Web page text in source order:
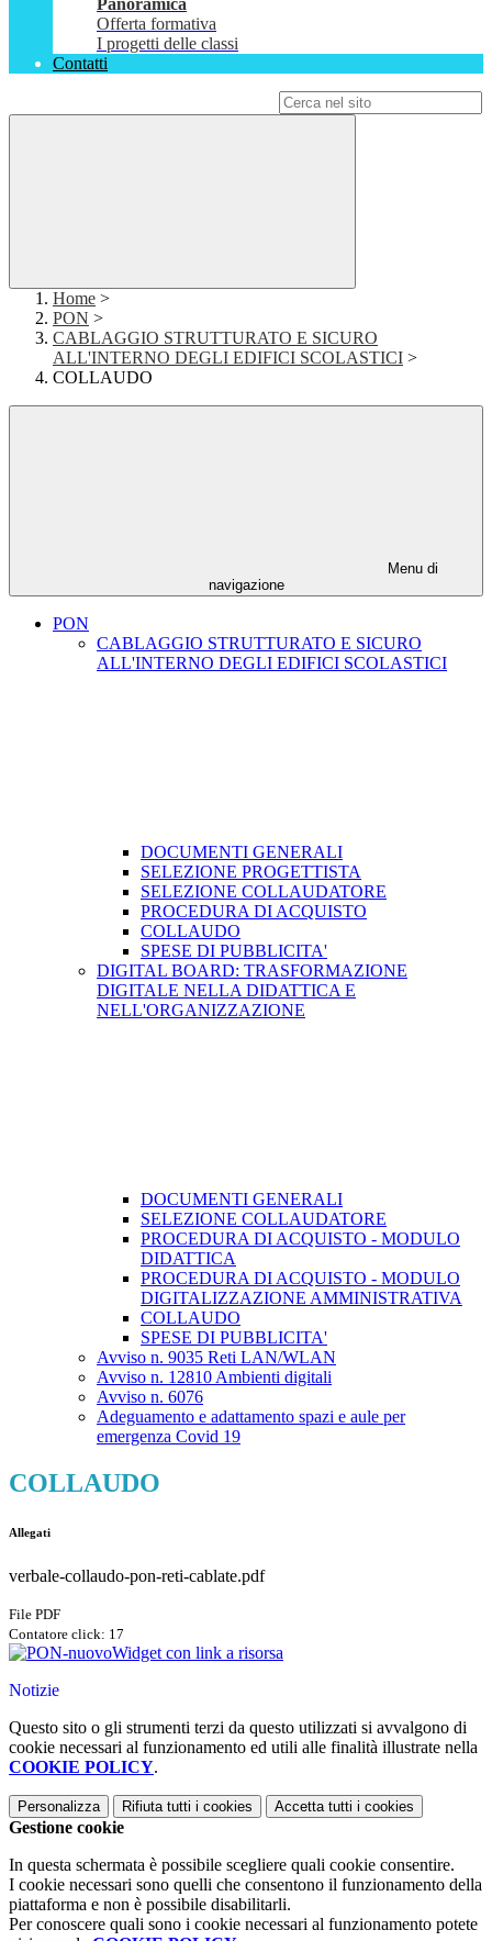
Panoramica
Offerta formativa
I progetti delle classi
Contatti
Home >
PON >
CABLAGGIO STRUTTURATO E SICURO
ALL'INTERNO DEGLI EDIFICI SCOLASTICI >
COLLAUDO
Menu di
navigazione
PON
CABLAGGIO STRUTTURATO E SICURO
ALL'INTERNO DEGLI EDIFICI SCOLASTICI
DOCUMENTI GENERALI
SELEZIONE PROGETTISTA
SELEZIONE COLLAUDATORE
PROCEDURA DI ACQUISTO
COLLAUDO
SPESE DI PUBBLICITA'
DIGITAL BOARD: TRASFORMAZIONE
DIGITALE NELLA DIDATTICA E
NELL'ORGANIZZAZIONE
DOCUMENTI GENERALI
SELEZIONE COLLAUDATORE
PROCEDURA DI ACQUISTO - MODULO
DIDATTICA
PROCEDURA DI ACQUISTO - MODULO
DIGITALIZZAZIONE AMMINISTRATIVA
COLLAUDO
SPESE DI PUBBLICITA'
Avviso n. 9035 Reti LAN/WLAN
Avviso n. 12810 Ambienti digitali
Avviso n. 6076
Adeguamento e adattamento spazi e aule per
emergenza Covid 19
COLLAUDO
Allegati
verbale-collaudo-pon-reti-cablate.pdf
File PDF
Contatore click: 17
Widget con link a risorsa
Notizie
Questo sito o gli strumenti terzi da questo utilizzati si avvalgono di
cookie necessari al funzionamento ed utili alle finalità illustrate nella
COOKIE POLICY.
Personalizza Rifiuta tutti i cookies Accetta tutti i cookies
Gestione cookie
In questa schermata è possibile scegliere quali cookie consentire.
I cookie necessari sono quelli che consentono il funzionamento della
piattaforma e non è possibile disabilitarli.
Per conoscere quali sono i cookie necessari al funzionamento potete